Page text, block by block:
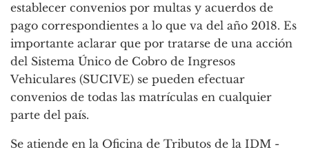
establecer convenios por multas y acuerdos de
pago correspondientes a lo que va del año 2018. Es
importante aclarar que por tratarse de una acción
del Sistema Único de Cobro de Ingresos
Vehiculares (SUCIVE) se pueden efectuar
convenios de todas las matrículas en cualquier
parte del país.
Se atiende en la Oficina de Tributos de la IDM -